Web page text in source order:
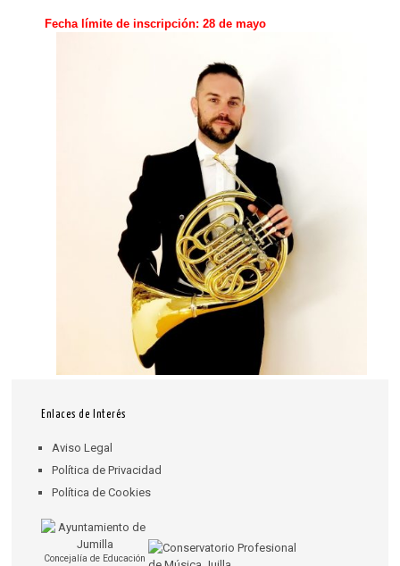
Fecha límite de inscripción: 28 de mayo
Enlaces de Interés
Aviso Legal
Política de Privacidad
Política de Cookies
Concejalía de Educación